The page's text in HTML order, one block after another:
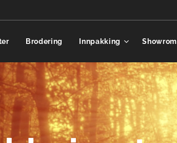
Brodering Innpakking Showrom